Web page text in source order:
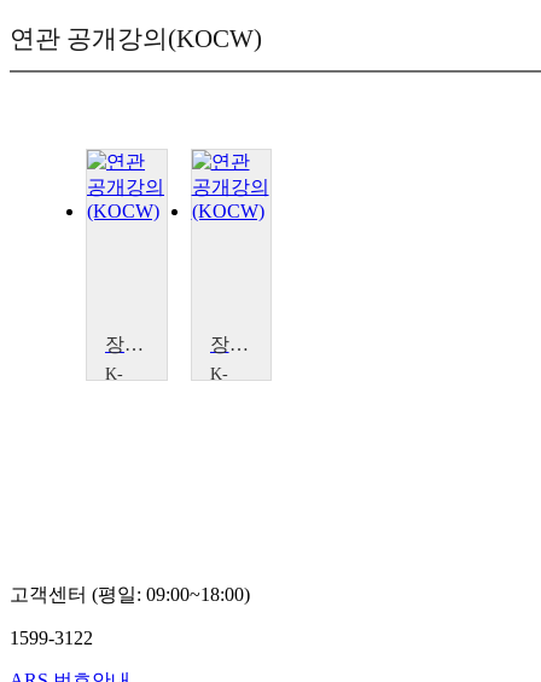
연관 공개강의(KOCW)
장자(莊子) 변신에서 자유를 찾다
K-
근
장자(莊子) 변신에서 자유를 찾다
K-
근
고객센터 (평일: 09:00~18:00)
1599-3122